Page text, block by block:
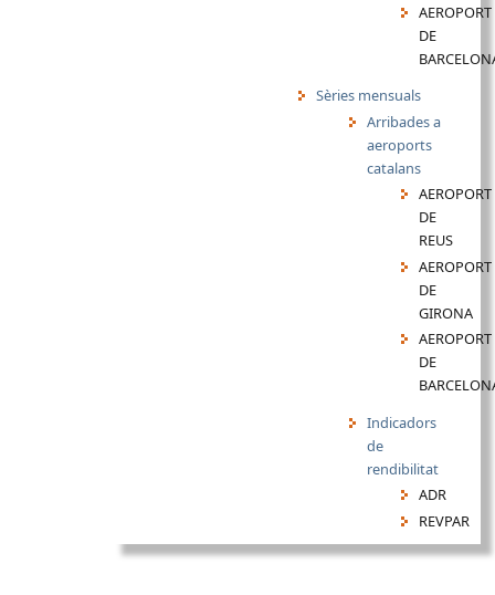
AEROPORT
DE
Sèries mensuals
Arribades a
aeroports
catalans
AEROPORT
DE
REUS
AEROPORT
DE
GIRONA
AEROPORT
DE
Indicadors
de
rendibilitat
ADR
REVPAR